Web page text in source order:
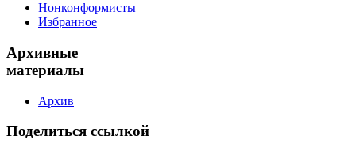
Нонконформисты
Избранное
Архивные
материалы
Архив
Поделиться ссылкой